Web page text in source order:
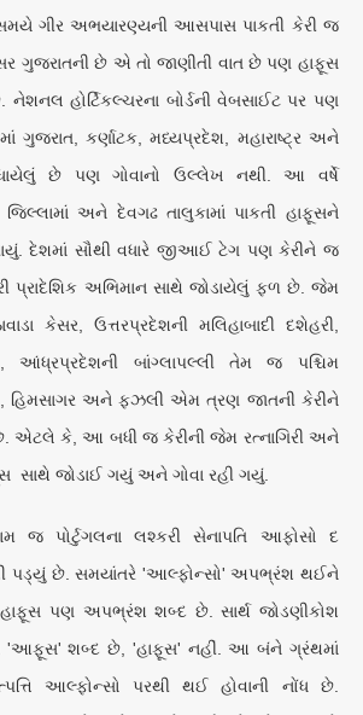
ગીર અભયારણ્યની આસપાસ પાકતી કેરી જ
ગુજરાતની છે એ તો જાણીતી વાત છે પણ હાફૂસ
નેશનલ હોર્ટિકલ્ચરના બોર્ડની વેબસાઈટ પર પણ
ગુજરાત, કર્ણાટક, મધ્યપ્રદેશ, મહારાષ્ટ્ર અને
છે પણ ગોવાનો ઉલ્લેખ નથી. આ વર્ષે
જિલ્લામાં અને દેવગઢ તાલુકામાં પાકતી હાફૂસને
દેશમાં સૌથી વધારે જીઆઈ ટેગ પણ કેરીને જ
પ્રાદેશિક અભિમાન સાથે જોડાયેલું ફળ છે. જેમ
કેસર, ઉત્તરપ્રદેશની મલિહાબાદી દશેહરી,
આંધ્રપ્રદેશની બાંગ્લાપલ્લી તેમ જ પશ્ચિમ
હિમસાગર અને ફઝલી એમ ત્રણ જાતની કેરીને
એટલે કે, આ બધી જ કેરીની જેમ રત્નાગિરી અને
સાથે જોડાઈ ગયું અને ગોવા રહી ગયું.
જ પોર્ટુગલના લશ્કરી સેનાપતિ આફોસો દ
પડ્યું છે. સમયાંતરે 'આલ્ફોન્સો' અપભ્રંશ થઈને
પણ અપભ્રંશ શબ્દ છે. સાર્થ જોડણીકોશ
'આફૂસ' શબ્દ છે, 'હાફૂસ' નહીં. આ બંને ગ્રંથમાં
આલ્ફોન્સો પરથી થઈ હોવાની નોંધ છે.